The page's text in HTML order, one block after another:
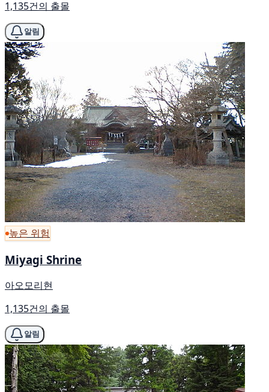
1,135건의 출몰
알림
높은 위험
Miyagi Shrine
아오모리현
1,135건의 출몰
알림